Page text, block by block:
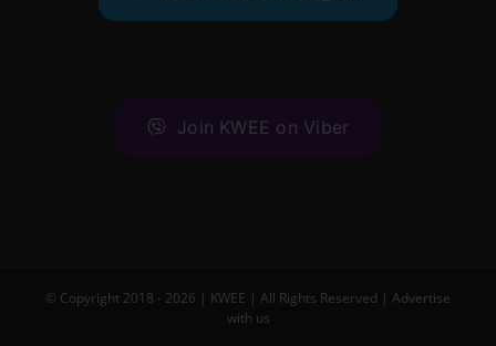
Join KWEE on Viber
© Copyright 2018 - 2026 | KWEE | All Rights Reserved | Advertise
with us